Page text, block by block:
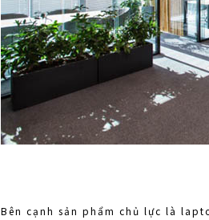
Bên cạnh sản phẩm chủ lực là